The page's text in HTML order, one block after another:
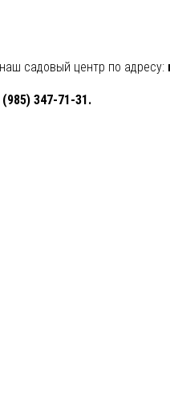
садовый центр по адресу:
(985) 347-71-31.